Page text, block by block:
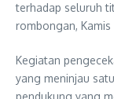
terhadap seluruh
rombongan,
Kegiatan
yang meninjau